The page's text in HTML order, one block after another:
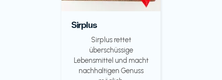
Sirplus
Sirplus rettet
überschüssige
Lebensmittel und macht
nachhaltigen Genuss